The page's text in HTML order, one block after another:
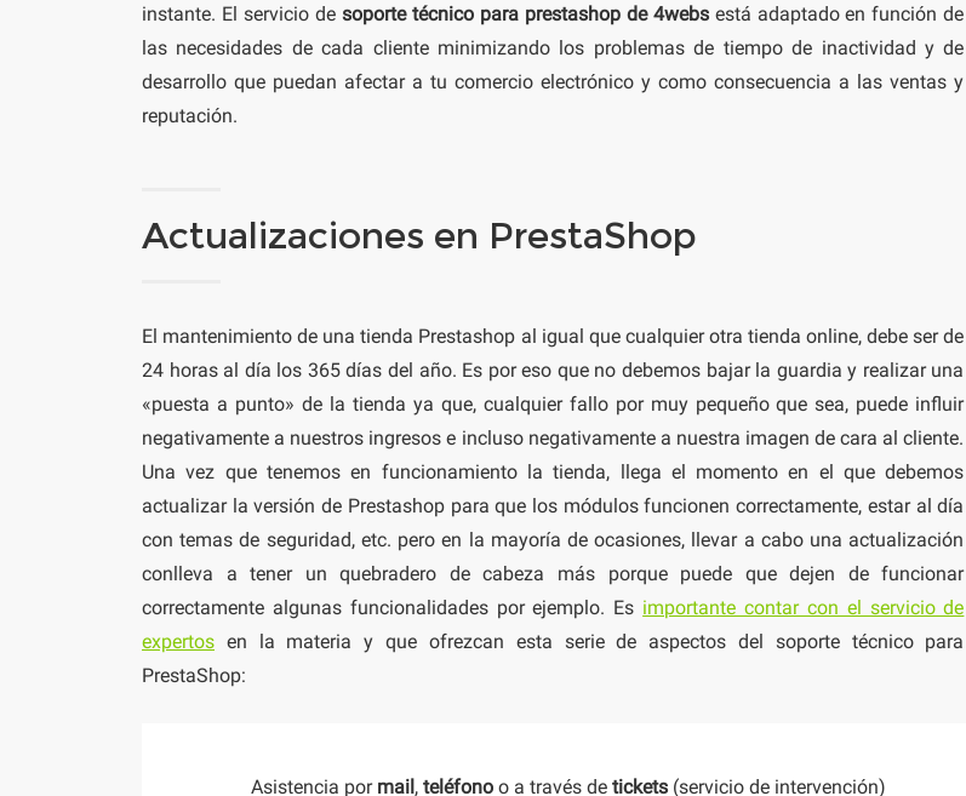
instante. El servicio de soporte técnico para prestashop de 4websestá adaptado en función de
las necesidades de cada cliente minimizando los problemas de tiempo de inactividad y de
desarrollo que puedan afectar a tu comercio electrónico y como consecuencia a las ventas y
reputación.
Actualizaciones en PrestaShop
El mantenimiento de una tienda Prestashop al igual que cualquier otra tienda online, debe ser de
24 horas al día los 365 días del año. Es por eso que no debemos bajar la guardia y realizar una
«puesta a punto» de la tienda ya que, cualquier fallo por muy pequeño que sea, puede influir
negativamente a nuestros ingresos e incluso negativamente a nuestra imagen de cara al cliente.
Una vez que tenemos en funcionamiento la tienda, llega el momento en el que debemos
actualizar la versión de Prestashop para que los módulos funcionen correctamente, estar al día
con temas de seguridad, etc. pero en la mayoría de ocasiones, llevar a cabo una actualización
conlleva a tener un quebradero de cabeza más porque puede que dejen de funcionar
correctamente algunas funcionalidades por ejemplo. Es importante contar con el servicio de
expertos en la materia y que ofrezcan esta serie de aspectos del soporte técnico para
PrestaShop:
Asistencia por mail, teléfono o a través de tickets (servicio de intervención)